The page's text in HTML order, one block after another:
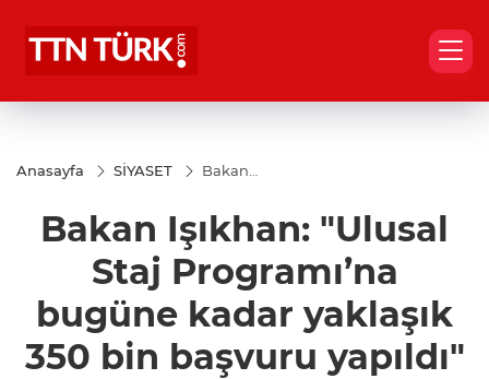
Anasayfa SİYASET
Bakan
Programı’na
bugüne
yaklaşık 350
bin başvuru
yapıldı"
Bakan Işıkhan: "Ulusal
Staj Programı’na
bugüne kadar yaklaşık
350 bin başvuru yapıldı"